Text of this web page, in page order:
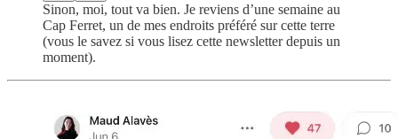
Sinon, moi, tout va bien. Je reviens d’une semaine au
Cap Ferret, un de mes endroits préféré sur cette terre
(vous le savez si vous lisez cette newsletter depuis un
moment).